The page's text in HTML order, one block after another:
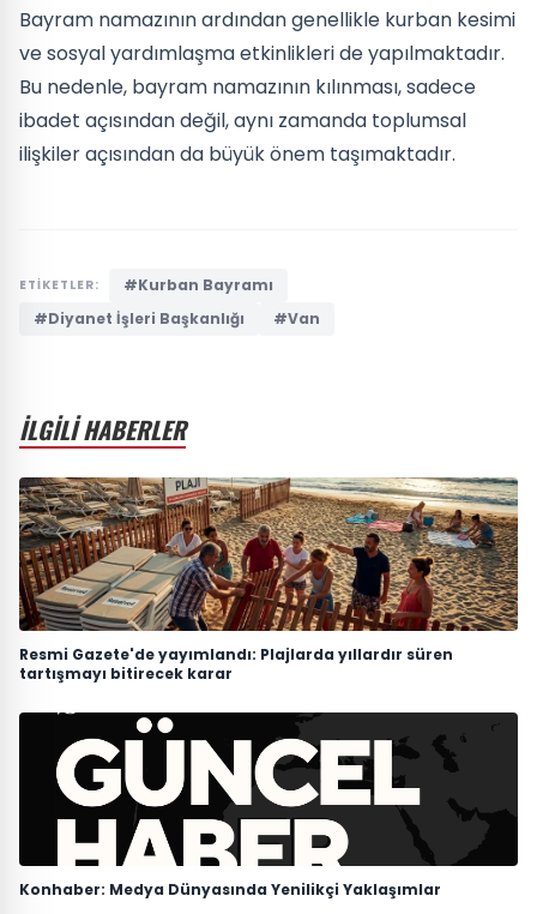
Bayram namazının ardından genellikle kurban kesimi
ve sosyal yardımlaşma etkinlikleri de yapılmaktadır.
Bu nedenle, bayram namazının kılınması, sadece
ibadet açısından değil, aynı zamanda toplumsal
ilişkiler açısından da büyük önem taşımaktadır.
ETİKETLER:
#Kurban Bayramı
#Diyanet İşleri Başkanlığı
#Van
İLGİLİ HABERLER
Resmi Gazete'de yayımlandı: Plajlarda yıllardır süren
tartışmayı bitirecek karar
Konhaber: Medya Dünyasında Yenilikçi Yaklaşımlar